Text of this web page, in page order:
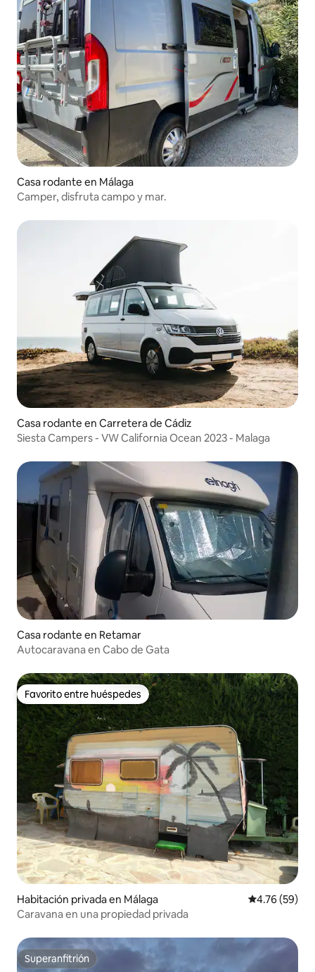
Casa rodante en Málaga
Camper, disfruta campo y mar.
Casa rodante en Carretera de Cádiz
Siesta Campers - VW California Ocean 2023 - Malaga
Casa rodante en Retamar
Autocaravana en Cabo de Gata
Favorito entre huéspedes
Favorito entre huéspedes
Habitación privada en Málaga Calificación
4.76 (59)
Caravana en una propiedad privada
Superanfitrión
Superanfitrión